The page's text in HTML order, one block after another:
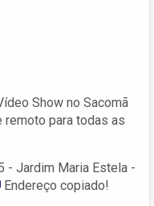
Show no Sacomã
para todas as
- Jardim Maria Estela -
Endereço copiado!